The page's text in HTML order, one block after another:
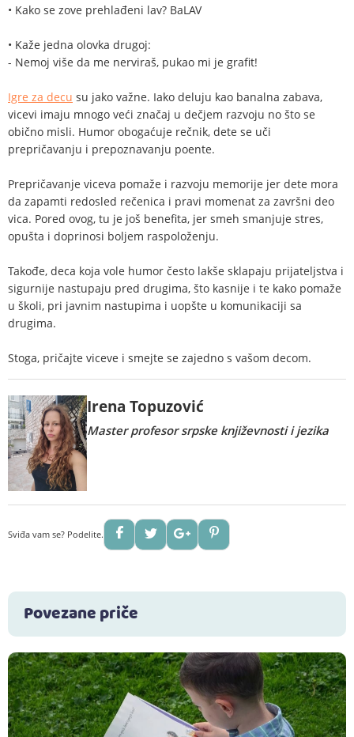
• Kako se zove prehlađeni lav? BaLAV
• Kaže jedna olovka drugoj:
- Nemoj više da me nerviraš, pukao mi je grafit!
Igre za decu su jako važne. Iako deluju kao banalna zabava,
vicevi imaju mnogo veći značaj u dečjem razvoju no što se
obično misli. Humor obogaćuje rečnik, dete se uči
prepričavanju i prepoznavanju poente.
Prepričavanje viceva pomaže i razvoju memorije jer dete mora
da zapamti redosled rečenica i pravi momenat za završni deo
vica. Pored ovog, tu je još benefita, jer smeh smanjuje stres,
opušta i doprinosi boljem raspoloženju.
Takođe, deca koja vole humor često lakše sklapaju prijateljstva i
sigurnije nastupaju pred drugima, što kasnije i te kako pomaže
u školi, pri javnim nastupima i uopšte u komunikaciji sa
drugima.
Stoga, pričajte viceve i smejte se zajedno s vašom decom.
Irena Topuzović
Master profesor srpske književnosti i jezika
Sviđa vam se? Podelite.
Povezane priče